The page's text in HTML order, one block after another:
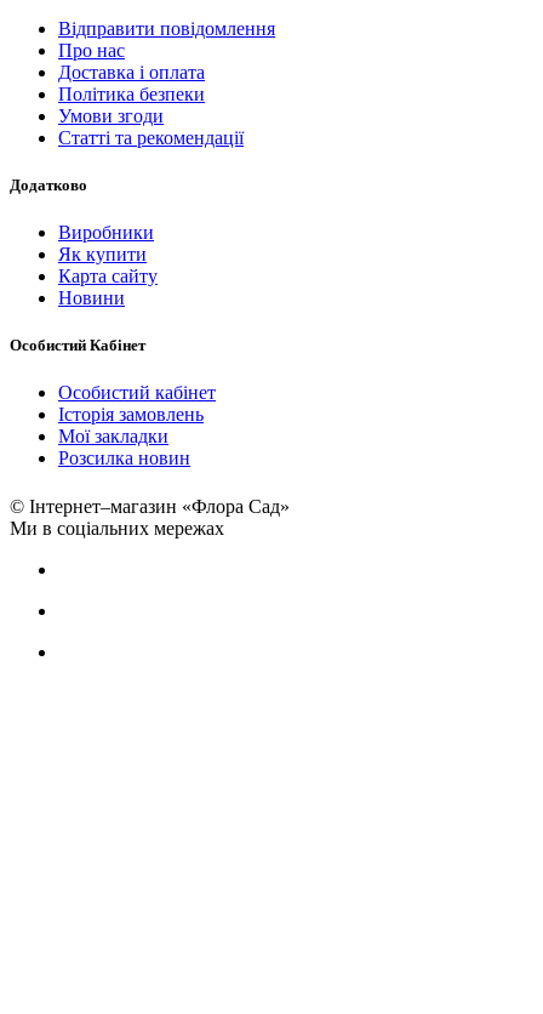
Відправити повідомлення
Про нас
Доставка і оплата
Політика безпеки
Умови згоди
Статті та рекомендації
Додатково
Виробники
Як купити
Карта сайту
Новини
Особистий Кабінет
Особистий кабінет
Історія замовлень
Мої закладки
Розсилка новин
© Інтернет–магазин «Флора Сад»
Ми в соціальних мережах